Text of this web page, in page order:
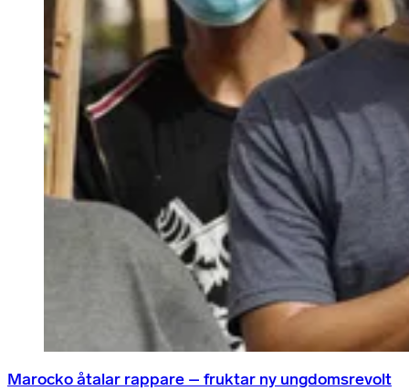
Marocko åtalar rappare – fruktar ny ungdomsrevolt